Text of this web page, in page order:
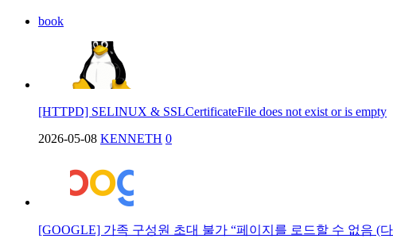
book
[HTTPD] SELINUX & SSLCertificateFile does not exist or is empty
2026-05-08 KENNETH 0
[GOOGLE] 가족 구성원 초대 불가 “페이지를 로드할 수 없음 (